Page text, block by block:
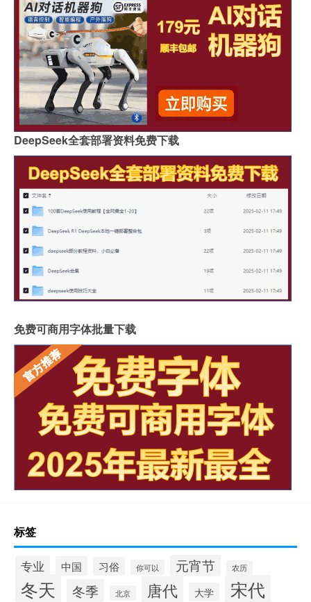
DeepSeek全套部署资料免费下载
免费可商用字体批量下载
标签
专业 中国 习俗 你可以 元宵节 农历
冬天 冬季 北京 唐代 大学 宋代